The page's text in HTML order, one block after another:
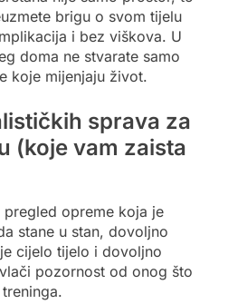
brigu o svom tijelu
i bez viškova. U
doma ne stvarate samo
koje mijenjaju život.
sprava za
(koje vam zaista
opreme koja je
stane u stan, dovoljno
cijelo tijelo i dovoljno
pozornost od onog što